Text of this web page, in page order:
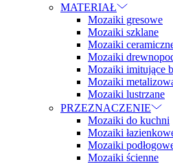
MATERIAŁ
Mozaiki gresowe
Mozaiki szklane
Mozaiki
Mozaiki
Mozaiki imitujące
Mozaiki
Mozaiki lustrzane
PRZEZNACZENIE
Mozaiki do kuchni
Mozaiki
Mozaiki
Mozaiki ścienne